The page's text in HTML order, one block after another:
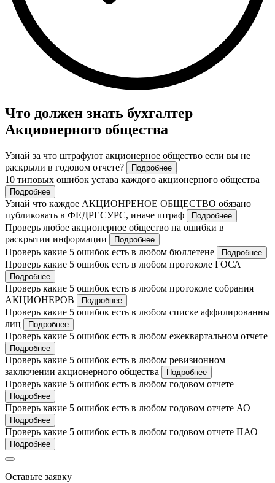
Что должен знать бухгалтер
Акционерного общества
Узнай за что штрафуют акционерное общество если вы не
раскрыли в годовом отчете?
Подробнее
10 типовых ошибок устава каждого акционерного общества
Подробнее
Узнай что каждое АКЦИОНРЕНОЕ ОБЩЕСТВО обязано
публиковать в ФЕДРЕСУРС, иначе штраф
Подробнее
Проверь любое акционерное общество на ошибки в
раскрытии информации
Подробнее
Проверь какие 5 ошибок есть в любом бюллетене Подробнее
Проверь какие 5 ошибок есть в любом протоколе ГОСА
Подробнее
Проверь какие 5 ошибок есть в любом протоколе собрания
АКЦИОНЕРОВ
Подробнее
Проверь какие 5 ошибок есть в любом списке аффилированны
лиц
Подробнее
Проверь какие 5 ошибок есть в любом ежеквартальном отчете
Подробнее
Проверь какие 5 ошибок есть в любом ревизионном
заключении акционерного общества
Подробнее
Проверь какие 5 ошибок есть в любом годовом отчете
Подробнее
Проверь какие 5 ошибок есть в любом годовом отчете АО
Подробнее
Проверь какие 5 ошибок есть в любом годовом отчете ПАО
Подробнее
Оставьте заявку